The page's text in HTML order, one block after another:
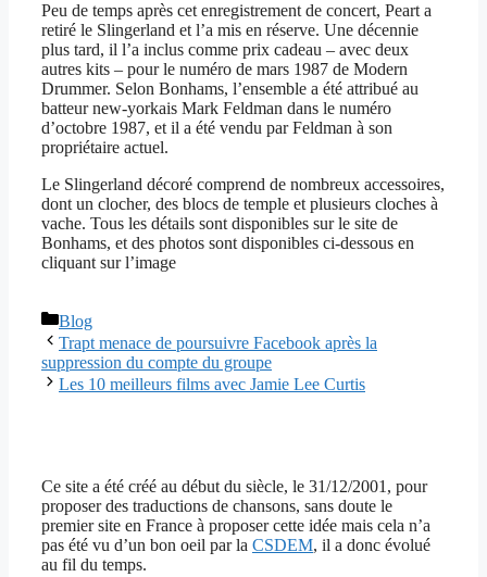
Peu de temps après cet enregistrement de concert, Peart a
retiré le Slingerland et l’a mis en réserve. Une décennie
plus tard, il l’a inclus comme prix cadeau – avec deux
autres kits – pour le numéro de mars 1987 de Modern
Drummer. Selon Bonhams, l’ensemble a été attribué au
batteur new-yorkais Mark Feldman dans le numéro
d’octobre 1987, et il a été vendu par Feldman à son
propriétaire actuel.
Le Slingerland décoré comprend de nombreux accessoires,
dont un clocher, des blocs de temple et plusieurs cloches à
vache. Tous les détails sont disponibles sur le site de
Bonhams, et des photos sont disponibles ci-dessous en
cliquant sur l’image
Catégories
Blog
Trapt menace de poursuivre Facebook après la
suppression du compte du groupe
Les 10 meilleurs films avec Jamie Lee Curtis
Ce site a été créé au début du siècle, le 31/12/2001, pour
proposer des traductions de chansons, sans doute le
premier site en France à proposer cette idée mais cela n’a
pas été vu d’un bon oeil par la CSDEM, il a donc évolué
au fil du temps.